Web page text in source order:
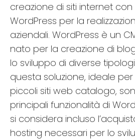
creazione di siti internet
WordPress per la
aziendali. WordPress è un
nato per la creazione di
lo sviluppo di diverse
questa soluzione, ideale
piccoli siti web catalogo,
principali funzionalità di
si considera incluso
hosting necessari per lo